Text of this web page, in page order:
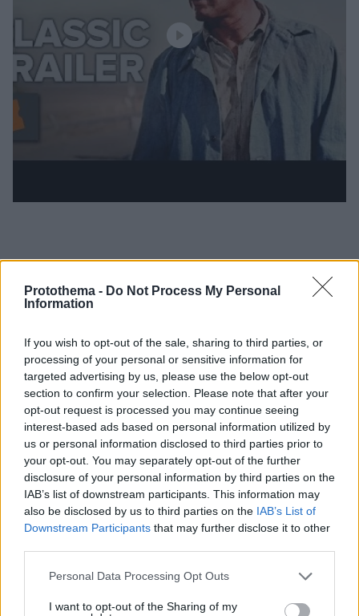
Protothema - Do Not Process My Personal
Information
If you wish to opt-out of the sale, sharing to third parties, or
processing of your personal or sensitive information for
targeted advertising by us, please use the below opt-out
section to confirm your selection. Please note that after your
opt-out request is processed you may continue seeing
interest-based ads based on personal information utilized by
us or personal information disclosed to third parties prior to
your opt-out. You may separately opt-out of the further
disclosure of your personal information by third parties on the
IAB’s list of downstream participants. This information may
also be disclosed by us to third parties on the IAB’s List of
Downstream Participants that may further disclose it to other
Please note that this website/app uses one or more Google
not limited to your visit or usage behaviour. You may click to
Personal Data Processing Opt Outs
I want to opt-out of the Sharing of my
Ο Νιούμαν έζησε γενικά μια καλή ζωή, όμως
είχε έναβαθύ τραύμαπου τον συντρόφευε ως
χρήστης ναρκωτικών, πέθανε από υπερβολική
δόσησε ηλικία 28 ετών.«Θέλω να επωμιστώ
πλήρως την ευθύνη για αυτό. Τι θα έπρεπε να
είχε γίνει για να αποτραπεί; Δεν νομίζω ότι θα
μπορούσα να δουλεύω στον κινηματογράφο ως
διάσημος ηθοποιός. Δεν θα μπορούσα να πίνω.
Δεν θα μπορούσα να παίρνω ρίσκα. Νομίζω ότι
προς το παρόν έχω πει αρκετά για αυτό το
ζήτημα» , γράφει ο Νιούμαν.
«Δεν μιλούσε πολύ για αυτό το θέμα.
Νομίζω ότι τον πονούσε πολύ μέχρι το τέλος